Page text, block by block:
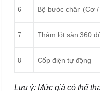
6 Bệ bước chân (Cơ
7 Thảm lót sàn 360
8 Cốp điện tự động
Lưu ý: Mức giá có thể